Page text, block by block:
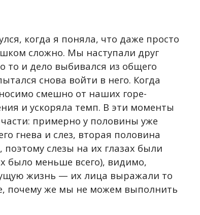
когда я поняла, что даже просто
сложно. Мы наступали друг
то и дело выбивался из общего
снова войти в него. Когда
смешно от наших горе-
и ускоряла темп. В эти моменты
примерно у половины уже
гнева и слез, вторая половина
поэтому слезы на их глазах были
было меньше всего), видимо,
жизнь — их лица выражали то
почему же мы не можем выполнить